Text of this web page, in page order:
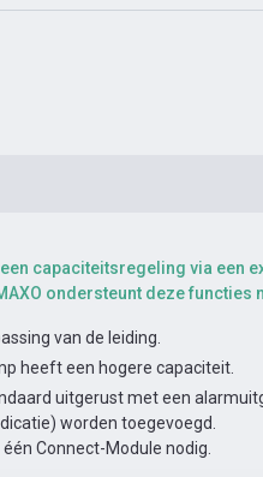
capaciteitsregeling via een
ondersteunt deze
van de leiding.
heeft een hogere capaciteit.
uitgerust met een
worden toegevoegd.
Connect-Module nodig.